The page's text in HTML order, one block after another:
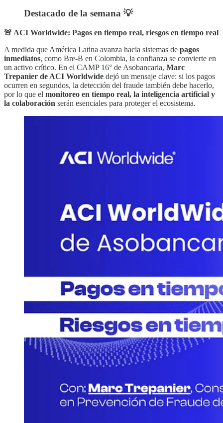
Destacado de la semana 💡
🚨 ACI Worldwide: Pagos en tiempo real, riesgos en tiempo real
A medida que América Latina avanza hacia sistemas de pagos
inmediatos, como Bre-B en Colombia, la confianza se convierte en
un activo crítico. En el CAMP 16° de Asobancaria, Marc
Trepanier de ACI Worldwide dejó un mensaje clave: si los pagos
ocurren en segundos, la detección del fraude también debe hacerlo,
por lo que el monitoreo en tiempo real, la inteligencia artificial y
la colaboración serán esenciales para proteger el ecosistema.